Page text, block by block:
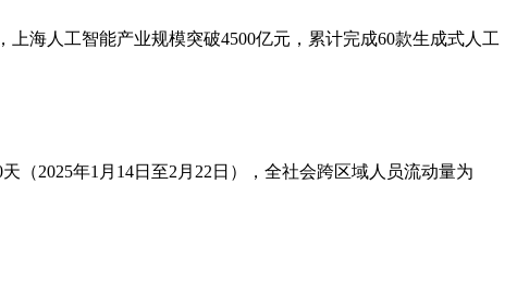
海人工智能产业规模突破4500亿元，累计完成60款生成式人工
（2025年1月14日至2月22日），全社会跨区域人员流动量为